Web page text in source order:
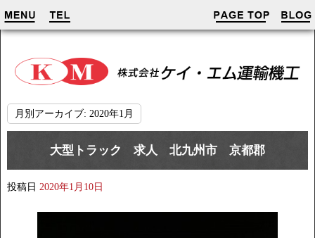
月別アーカイブ: 2020年1月
大型トラック 求人 北九州市 京都郡
投稿日 2020年1月10日